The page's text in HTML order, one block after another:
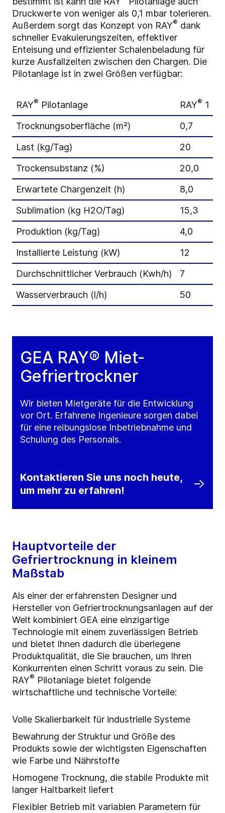
Druckwerte von weniger als 0,1 mbar tolerieren.
Außerdem sorgt das Konzept von RAY® dank
schneller Evakuierungszeiten, effektiver
Enteisung und effizienter Schalenbeladung für
kurze Ausfallzeiten zwischen den Chargen. Die
Pilotanlage ist in zwei Größen verfügbar:
RAY® Pilotanlage RAY® 1
Trocknungsoberfläche (m²)
0,7
Last (kg/Tag)
20
Trockensubstanz (%)
20,0
Erwartete Chargenzeit (h)
8,0
Sublimation (kg H2O/Tag)
15,3
Produktion (kg/Tag)
4,0
Installierte Leistung (kW)
12
Durchschnittlicher Verbrauch (Kwh/h)
7
Wasserverbrauch (l/h)
50
GEA RAY® Miet-
Gefriertrockner
Wir bieten Mietgeräte für die Entwicklung
vor Ort. Erfahrene Ingenieure sorgen dabei
für eine reibungslose Inbetriebnahme und
Schulung des Personals.
Kontaktieren Sie uns noch heute,
um mehr zu erfahren!
Hauptvorteile der
Gefriertrocknung in kleinem
Maßstab
Als einer der erfahrensten Designer und
Hersteller von Gefriertrocknungsanlagen auf der
Welt kombiniert GEA eine einzigartige
Technologie mit einem zuverlässigen Betrieb
und bietet Ihnen dadurch die überlegene
Produktqualität, die Sie brauchen, um Ihren
Konkurrenten einen Schritt voraus zu sein. Die
RAY® Pilotanlage bietet folgende
wirtschaftliche und technische Vorteile:
Volle Skalierbarkeit für industrielle Systeme
Bewahrung der Struktur und Größe des
Produkts sowie der wichtigsten Eigenschaften
wie Farbe und Nährstoffe
Homogene Trocknung, die stabile Produkte mit
langer Haltbarkeit liefert
Flexibler Betrieb mit variablen Parametern für